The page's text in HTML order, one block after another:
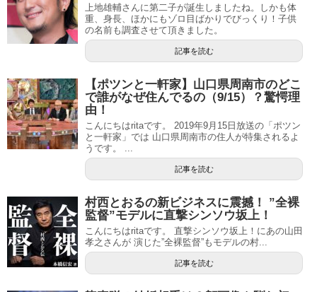
上地雄輔さんに第二子が誕生しましたね。しかも体
重、身長、ほかにもゾロ目ばかりでびっくり！子供
の名前も調査させて頂きました。
記事を読む
【ポツンと一軒家】山口県周南市のどこ
で誰がなぜ住んでるの（9/15）？驚愕理
由！
こんにちはritaです。 2019年9月15日放送の「ポツン
と一軒家」では 山口県周南市の住人が特集されるよ
うです。 ...
記事を読む
村西とおるの新ビジネスに震撼！ ”全裸
監督”モデルに直撃シンソウ坂上！
こんにちはritaです。 直撃シンソウ坂上！にあの山田
孝之さんが 演じた”全裸監督”もモデルの村...
記事を読む